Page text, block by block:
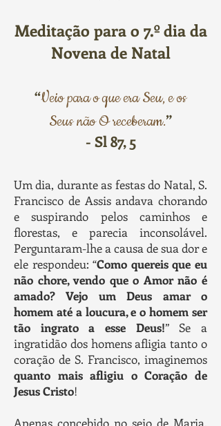
Meditação para o 7.º dia da
Novena de Natal
“Veio para o que era Seu, e os
Seus não O receberam.”
- Sl 87, 5
Um dia, durante as festas do Natal, S.
Francisco de Assis andava chorando
e suspirando pelos caminhos e
florestas, e parecia inconsolável.
Perguntaram-lhe a causa de sua dor e
ele respondeu: “Como quereis que eu
não chore, vendo que o Amor não é
amado?
Vejo um Deus amar o
homem até a loucura, e o homem ser
tão ingrato a esse Deus!” Se a
ingratidão dos homens afligia tanto o
coração de S. Francisco, imaginemos
quanto mais afligiu o Coração de
Jesus Cristo!
Apenas concebido no seio de Maria,